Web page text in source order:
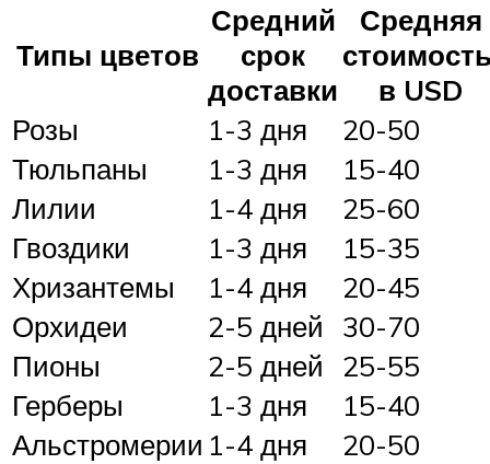
Типы цветов
Средний
срок
доставки
Средняя
в USD
Розы
1-3 дня
20-50
Тюльпаны
1-3 дня
15-40
Лилии
1-4 дня
25-60
Гвоздики
1-3 дня
15-35
Хризантемы
1-4 дня
20-45
Орхидеи
2-5 дней
30-70
Пионы
2-5 дней
25-55
Герберы
1-3 дня
15-40
Альстромерии 1-4 дня
20-50